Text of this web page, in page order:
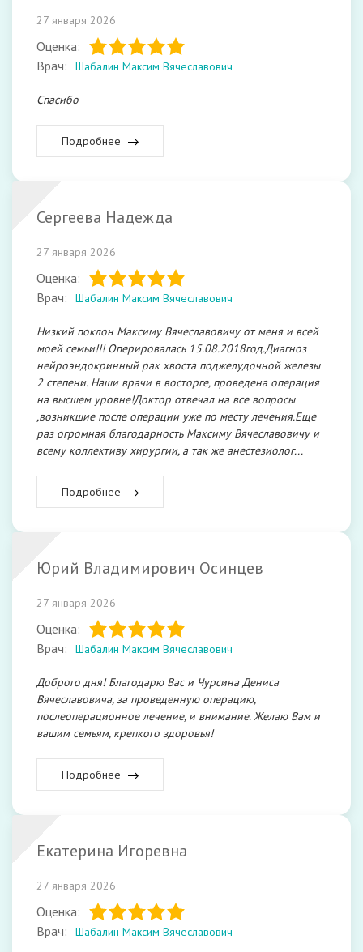
27 января 2026
Оценка:
Врач:
Шабалин Максим Вячеславович
Спасибо
Подробнее
Сергеева Надежда
27 января 2026
Оценка:
Врач:
Шабалин Максим Вячеславович
Низкий поклон Максиму Вячеславовичу от меня и всей
моей семьи!!! Оперировалась 15.08.2018год.Диагноз
нейроэндокринный рак хвоста поджелудочной железы
2 степени. Наши врачи в восторге, проведена операция
на высшем уровне!Доктор отвечал на все вопросы
,возникшие после операции уже по месту лечения.Еще
раз огромная благодарность Максиму Вячеславовичу и
всему коллективу хирургии, а так же анестезиолог...
Подробнее
Юрий Владимирович Осинцев
27 января 2026
Оценка:
Врач:
Шабалин Максим Вячеславович
Доброго дня! Благодарю Вас и Чурсина Дениса
Вячеславовича, за проведенную операцию,
послеоперационное лечение, и внимание. Желаю Вам и
вашим семьям, крепкого здоровья!
Подробнее
Екатерина Игоревна
27 января 2026
Оценка:
Врач:
Шабалин Максим Вячеславович